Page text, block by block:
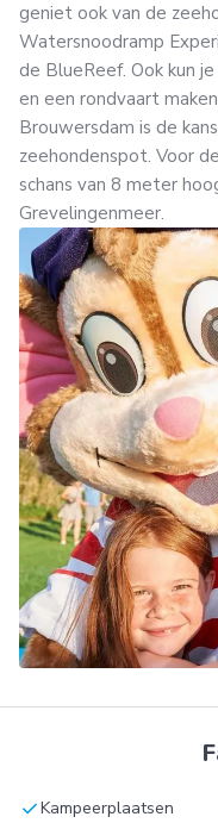
geniet ook van de
Watersnoodramp
de BlueReef. Ook kun
en een rondvaart
Brouwersdam is de
zeehondenspot. Voor
schans van 8 meter
Grevelingenmeer.
checkKampeerplaatsen